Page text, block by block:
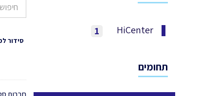
HiCenter
1
תחומים
סידור